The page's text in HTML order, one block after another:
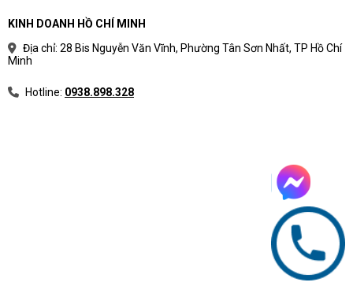
KINH DOANH HỒ CHÍ MINH
Địa chỉ: 28 Bis Nguyễn Văn Vĩnh, Phường Tân Sơn Nhất, TP Hồ Chí
Minh
Hotline: 0938.898.328